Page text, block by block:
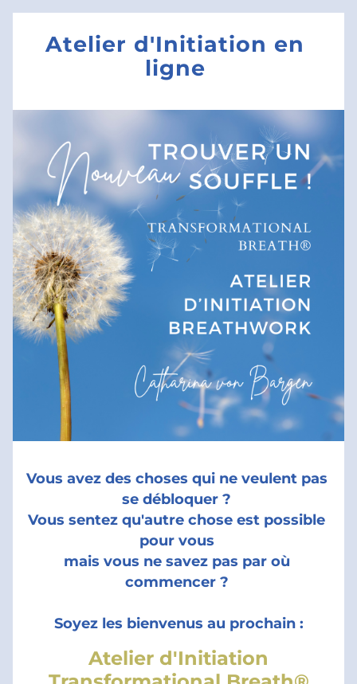
Atelier d'Initiation en
ligne
Vous avez des choses qui ne veulent pas
se débloquer ?
Vous sentez qu'autre chose est possible
pour vous
mais vous ne savez pas par où
commencer ?
Soyez les bienvenus au prochain :
Atelier d'Initiation